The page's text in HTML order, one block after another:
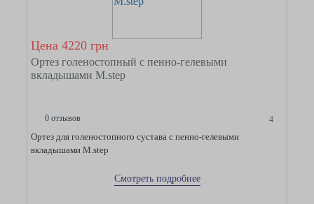
Цена 4220 грн
Ортез голеностопный с пенно-гелевыми
вкладышами M.step
0 отзывов 4
Ортез для голеностопного сустава с пенно-гелевыми
вкладышами M.step
Смотреть подробнее